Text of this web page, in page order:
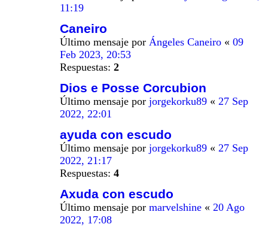
11:19
Caneiro
Último mensaje por Ángeles Caneiro « 09
Feb 2023, 20:53
Respuestas: 2
Dios e Posse Corcubion
Último mensaje por jorgekorku89 « 27 Sep
2022, 22:01
ayuda con escudo
Último mensaje por jorgekorku89 « 27 Sep
2022, 21:17
Respuestas: 4
Axuda con escudo
Último mensaje por marvelshine « 20 Ago
2022, 17:08